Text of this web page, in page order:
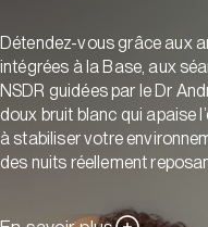
Détendez-vous grâce aux
intégrées à la Base, aux
NSDR guidées par le Dr
doux bruit blanc qui apaise
à stabiliser votre
des nuits réellement